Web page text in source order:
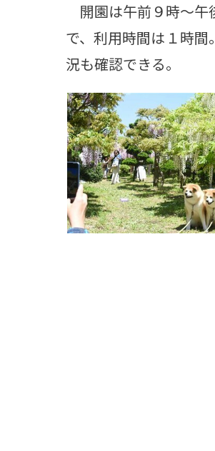
開園は午前９時～午
で、利用時間は１時
況も確認できる。